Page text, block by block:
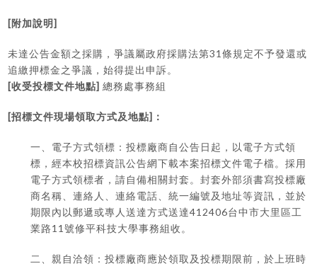
[ 附加說明 ]
未達公告金額之採購，爭議屬政府採購法第31條規定不予發還或
追繳押標金之爭議，始得提出申訴。
[收受投標文件地點]總務處事務組
[招標文件現場領取方式及地點] ：
一、電子方式領標：投標廠商自公告日起，以電子方式領
標，經本校招標資訊公告網下載本案招標文件電子檔。採用
電子方式領標者，請自備相關封套。封套外部須書寫投標廠
商名稱、連絡人、連絡電話、統一編號及地址等資訊，並於
期限內以郵遞或專人送達方式送達412406台中市大里區工
業路 11號修平科技大學事務組收。
二、親自洽領：投標廠商應於領取及投標期限前，於上班時